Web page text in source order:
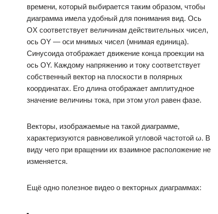
времени, который выбирается таким образом, чтобы
диаграмма имела удобный для понимания вид. Ось
OХ соответствует величинам действительных чисел,
ось OY — оси мнимых чисел (мнимая единица).
Синусоида отображает движение конца проекции на
ось OY. Каждому напряжению и току соответствует
собственный вектор на плоскости в полярных
координатах. Его длина отображает амплитудное
значение величины тока, при этом угол равен фазе.
Векторы, изображаемые на такой диаграмме,
характеризуются равновеликой угловой частотой ω. В
виду чего при вращении их взаимное расположение не
изменяется.
Ещё одно полезное видео о векторных диаграммах: